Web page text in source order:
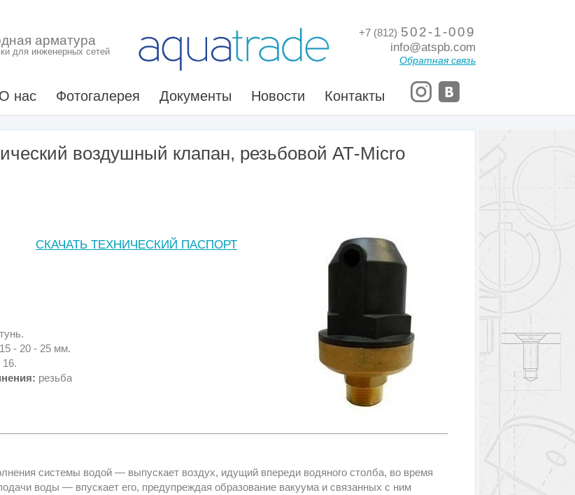
арматура
для инженерных сетей
+7 (812) 502-1-009
info@atspb.com
Обратная связь
О нас Фотогалерея Документы Новости Контакты
воздушный клапан, резьбовой АТ-Micro
СКАЧАТЬ ТЕХНИЧЕСКИЙ ПАСПОРТ
- 20 - 25 мм.
16.
резьба
системы водой — выпускает воздух, идущий впереди водяного столба, во время
воды — впускает его, предупреждая образование вакуума и связанных с ним